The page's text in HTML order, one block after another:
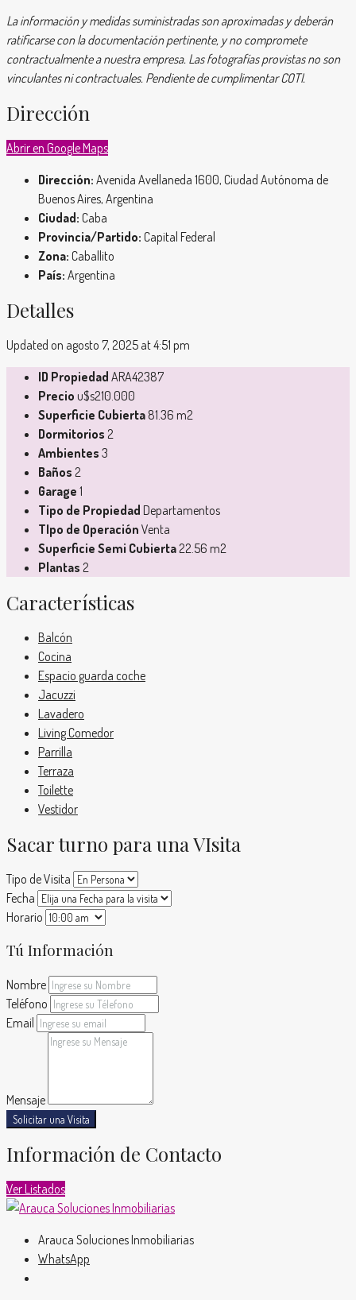
La información y medidas suministradas son aproximadas y deberán
ratificarse con la documentación pertinente, y no compromete
contractualmente a nuestra empresa. Las fotografías provistas no son
vinculantes ni contractuales. Pendiente de cumplimentar COTI.
Dirección
Abrir en Google Maps
Dirección: Avenida Avellaneda 1600, Ciudad Autónoma de
Buenos Aires, Argentina
Ciudad: Caba
Provincia/Partido: Capital Federal
Zona: Caballito
País: Argentina
Detalles
Updated on agosto 7, 2025 at 4:51 pm
ID Propiedad ARA42387
Precio u$s210.000
Superficie Cubierta 81.36 m2
Dormitorios 2
Ambientes 3
Baños 2
Garage 1
Tipo de Propiedad Departamentos
TIpo de Operación Venta
Superficie Semi Cubierta22.56 m2
Plantas 2
Características
Balcón
Cocina
Espacio guarda coche
Jacuzzi
Lavadero
Living Comedor
Parrilla
Terraza
Toilette
Vestidor
Sacar turno para una VIsita
Tipo de Visita
Fecha
Horario
Tú Información
Nombre
Teléfono
Email
Mensaje
Solicitar una Visita
Información de Contacto
Ver Listados
Arauca Soluciones Inmobiliarias
WhatsApp